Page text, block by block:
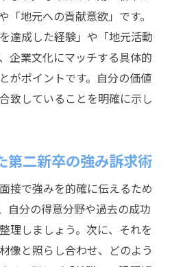
「地元への貢献意欲」です。
達成した経験」や「地元活動
企業文化にマッチする具体的
がポイントです。自分の価値
致していることを明確に示し
第二新卒の強み訴求術
接で強みを的確に伝えるため
自分の得意分野や過去の成功
理しましょう。次に、それを
像と照らし合わせ、どのよう